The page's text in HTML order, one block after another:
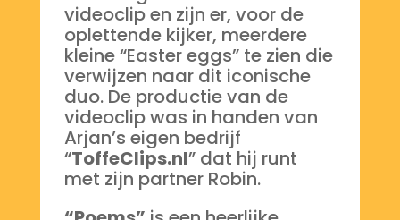
videoclip en zijn er, voor de
oplettende kijker, meerdere
kleine “Easter eggs” te zien die
verwijzen naar dit iconische
duo. De productie van de
videoclip was in handen van
Arjan’s eigen bedrijf
“ToffeClips.nl” dat hij runt
met zijn partner Robin.